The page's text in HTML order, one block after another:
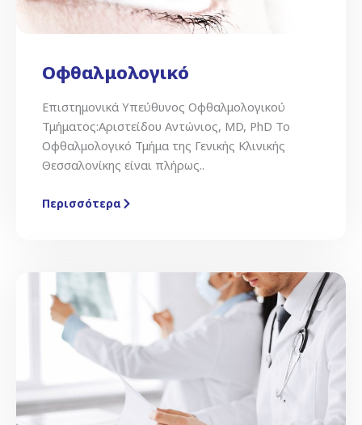
Οφθαλμολογικό
Επιστημονικά Υπεύθυνος Οφθαλμολογικού
Τμήματος:Αριστείδου Αντώνιος, MD, PhD Το
Οφθαλμολογικό Τμήμα της Γενικής Κλινικής
Θεσσαλονίκης είναι πλήρως..
Περισσότερα